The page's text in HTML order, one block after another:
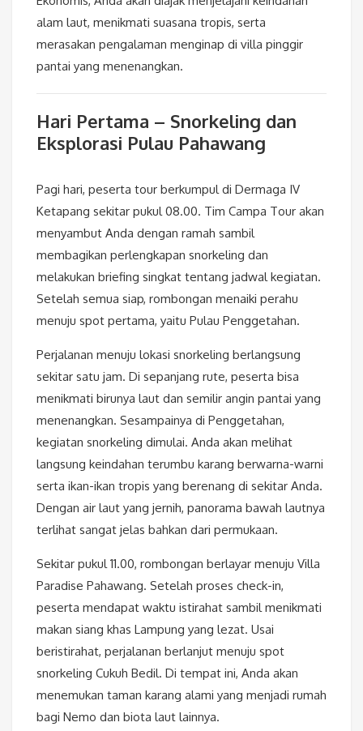
alam laut, menikmati suasana tropis, serta
merasakan pengalaman menginap di villa pinggir
pantai yang menenangkan.
Hari Pertama – Snorkeling dan
Eksplorasi Pulau Pahawang
Pagi hari, peserta tour berkumpul di Dermaga IV
Ketapang sekitar pukul 08.00. Tim Campa Tour akan
menyambut Anda dengan ramah sambil
membagikan perlengkapan snorkeling dan
melakukan briefing singkat tentang jadwal kegiatan.
Setelah semua siap, rombongan menaiki perahu
menuju spot pertama, yaitu Pulau Penggetahan.
Perjalanan menuju lokasi snorkeling berlangsung
sekitar satu jam. Di sepanjang rute, peserta bisa
menikmati birunya laut dan semilir angin pantai yang
menenangkan. Sesampainya di Penggetahan,
kegiatan snorkeling dimulai. Anda akan melihat
langsung keindahan terumbu karang berwarna-warni
serta ikan-ikan tropis yang berenang di sekitar Anda.
Dengan air laut yang jernih, panorama bawah lautnya
terlihat sangat jelas bahkan dari permukaan.
Sekitar pukul 11.00, rombongan berlayar menuju Villa
Paradise Pahawang. Setelah proses check-in,
peserta mendapat waktu istirahat sambil menikmati
makan siang khas Lampung yang lezat. Usai
beristirahat, perjalanan berlanjut menuju spot
snorkeling Cukuh Bedil. Di tempat ini, Anda akan
menemukan taman karang alami yang menjadi rumah
bagi Nemo dan biota laut lainnya.